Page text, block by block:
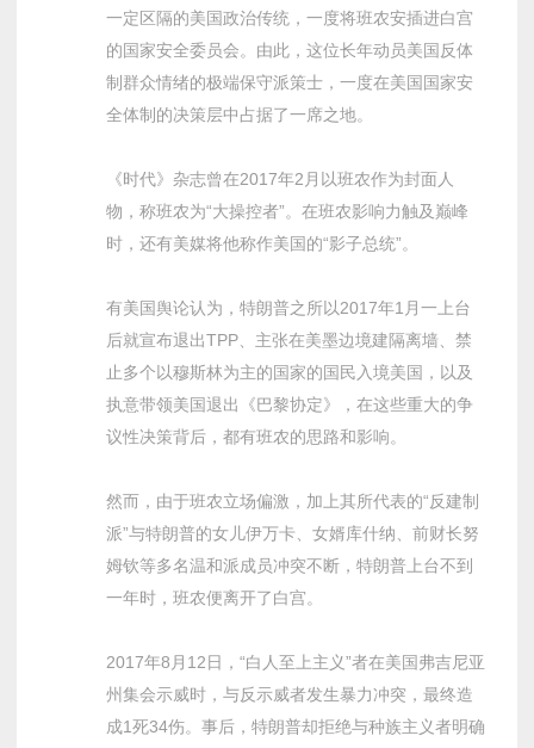
一定区隔的美国政治传统，一度将班农安插进白宫
的国家安全委员会。由此，这位长年动员美国反体
制群众情绪的极端保守派策士，一度在美国国家安
全体制的决策层中占据了一席之地。
《时代》杂志曾在2017年2月以班农作为封面人
物，称班农为“大操控者”。在班农影响力触及巅峰
时，还有美媒将他称作美国的“影子总统”。
有美国舆论认为，特朗普之所以2017年1月一上台
后就宣布退出TPP、主张在美墨边境建隔离墙、禁
止多个以穆斯林为主的国家的国民入境美国，以及
执意带领美国退出《巴黎协定》，在这些重大的争
议性决策背后，都有班农的思路和影响。
然而，由于班农立场偏激，加上其所代表的“反建制
派”与特朗普的女儿伊万卡、女婿库什纳、前财长努
姆钦等多名温和派成员冲突不断，特朗普上台不到
一年时，班农便离开了白宫。
2017年8月12日，“白人至上主义”者在美国弗吉尼亚
州集会示威时，与反示威者发生暴力冲突，最终造
成1死34伤。事后，特朗普却拒绝与种族主义者明确